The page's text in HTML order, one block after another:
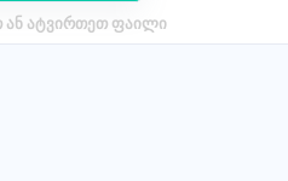
ან ატვირთეთ ფაილი